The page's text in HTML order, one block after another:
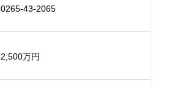
0265-43-2065
2,500万円